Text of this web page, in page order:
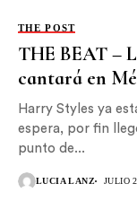
THE POST
THE BEAT –
cantará en
Harry Styles ya
espera, por fin
punto de...
LUCIA LANZ JULIO